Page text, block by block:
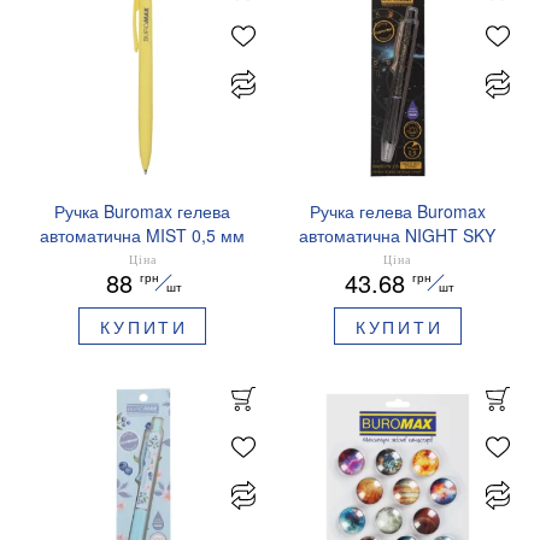
Ручка Buromax гелева
автоматична MIST 0,5 мм
сині чорнила BM.83103
Ціна
88 грн
шт
КУПИТИ
Ручка гелева Buromax
автоматична NIGHT SKY
ZODIAC 0.5 мм
ароматизований грип синє
чорнило BM.8379-01
Ціна
43.68 грн
шт
КУПИТИ